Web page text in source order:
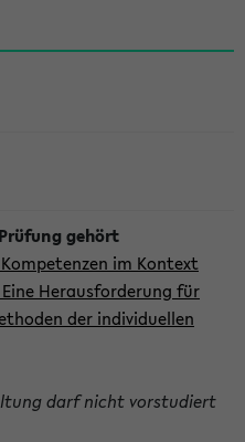
im Kontext
Herausforderung für
der individuellen
darf nicht vorstudiert